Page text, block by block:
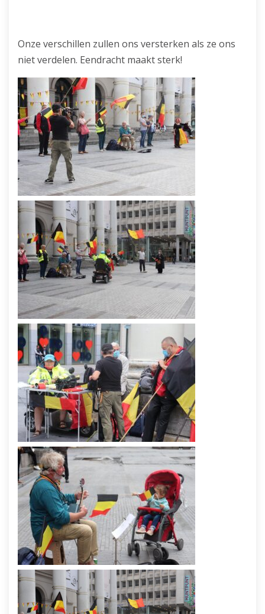
Onze verschillen zullen ons versterken als ze ons
niet verdelen. Eendracht maakt sterk!